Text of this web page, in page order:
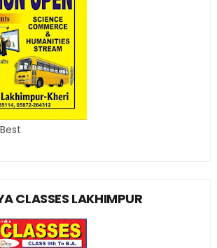
CLASSES LAKHIMPUR